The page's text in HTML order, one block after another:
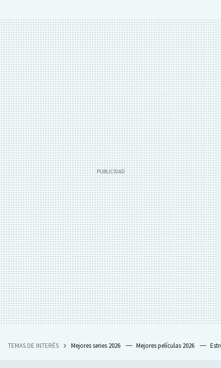
TEMAS DE INTERÉS Mejores series 2026 Mejores películas 2026